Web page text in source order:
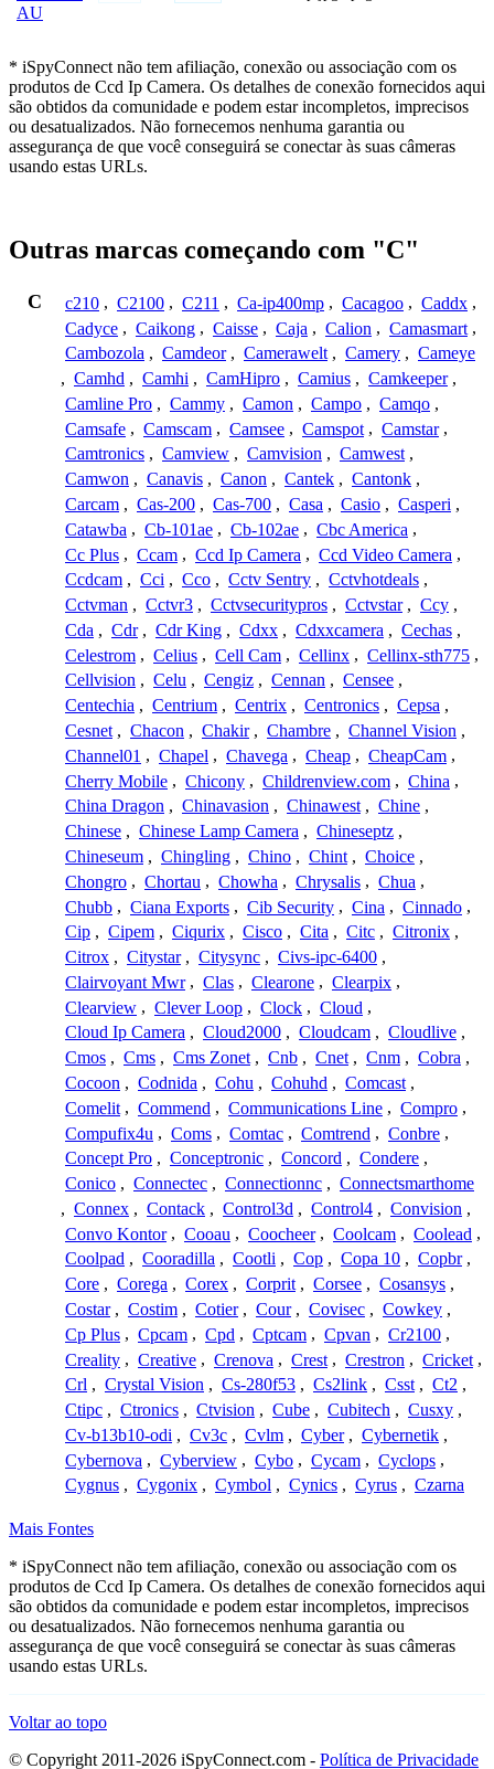
AU
* iSpyConnect não tem afiliação, conexão ou associação com os
produtos de Ccd Ip Camera. Os detalhes de conexão fornecidos aqui
são obtidos da comunidade e podem estar incompletos, imprecisos
ou desatualizados. Não fornecemos nenhuma garantia ou
assegurança de que você conseguirá se conectar às suas câmeras
usando estas URLs.
Outras marcas começando com "C"
C c210 , C2100 , C211 , Ca-ip400mp , Cacagoo , Caddx ,
Cadyce , Caikong , Caisse , Caja , Calion , Camasmart ,
Cambozola , Camdeor , Camerawelt , Camery , Cameye
, Camhd , Camhi , CamHipro , Camius , Camkeeper ,
Camline Pro , Cammy , Camon , Campo , Camqo ,
Camsafe , Camscam , Camsee , Camspot , Camstar ,
Camtronics , Camview , Camvision , Camwest ,
Camwon , Canavis , Canon , Cantek , Cantonk ,
Carcam , Cas-200 , Cas-700 , Casa , Casio , Casperi ,
Catawba , Cb-101ae , Cb-102ae , Cbc America ,
Cc Plus , Ccam , Ccd Ip Camera , Ccd Video Camera ,
Ccdcam , Cci , Cco , Cctv Sentry , Cctvhotdeals ,
Cctvman , Cctvr3 , Cctvsecuritypros , Cctvstar , Ccy ,
Cda , Cdr , Cdr King , Cdxx , Cdxxcamera , Cechas ,
Celestrom , Celius , Cell Cam , Cellinx , Cellinx-sth775 ,
Cellvision , Celu , Cengiz , Cennan , Censee ,
Centechia , Centrium , Centrix , Centronics , Cepsa ,
Cesnet , Chacon , Chakir , Chambre , Channel Vision ,
Channel01 , Chapel , Chavega , Cheap , CheapCam ,
Cherry Mobile , Chicony , Childrenview.com , China ,
China Dragon , Chinavasion , Chinawest , Chine ,
Chinese , Chinese Lamp Camera , Chineseptz ,
Chineseum , Chingling , Chino , Chint , Choice ,
Chongro , Chortau , Chowha , Chrysalis , Chua ,
Chubb , Ciana Exports , Cib Security , Cina , Cinnado ,
Cip , Cipem , Ciqurix , Cisco , Cita , Citc , Citronix ,
Citrox , Citystar , Citysync , Civs-ipc-6400 ,
Clairvoyant Mwr , Clas , Clearone , Clearpix ,
Clearview , Clever Loop , Clock , Cloud ,
Cloud Ip Camera , Cloud2000 , Cloudcam , Cloudlive ,
Cmos , Cms , Cms Zonet , Cnb , Cnet , Cnm , Cobra ,
Cocoon , Codnida , Cohu , Cohuhd , Comcast ,
Comelit , Commend , Communications Line , Compro ,
Compufix4u , Coms , Comtac , Comtrend , Conbre ,
Concept Pro , Conceptronic , Concord , Condere ,
Conico , Connectec , Connectionnc , Connectsmarthome
, Connex , Contack , Control3d , Control4 , Convision ,
Convo Kontor , Cooau , Coocheer , Coolcam , Coolead ,
Coolpad , Cooradilla , Cootli , Cop , Copa 10 , Copbr ,
Core , Corega , Corex , Corprit , Corsee , Cosansys ,
Costar , Costim , Cotier , Cour , Covisec , Cowkey ,
Cp Plus , Cpcam , Cpd , Cptcam , Cpvan , Cr2100 ,
Creality , Creative , Crenova , Crest , Crestron , Cricket ,
Crl , Crystal Vision , Cs-280f53 , Cs2link , Csst , Ct2 ,
Ctipc , Ctronics , Ctvision , Cube , Cubitech , Cusxy ,
Cv-b13b10-odi , Cv3c , Cvlm , Cyber , Cybernetik ,
Cybernova , Cyberview , Cybo , Cycam , Cyclops ,
Cygnus , Cygonix , Cymbol , Cynics , Cyrus , Czarna
Mais Fontes
* iSpyConnect não tem afiliação, conexão ou associação com os
produtos de Ccd Ip Camera. Os detalhes de conexão fornecidos aqui
são obtidos da comunidade e podem estar incompletos, imprecisos
ou desatualizados. Não fornecemos nenhuma garantia ou
assegurança de que você conseguirá se conectar às suas câmeras
usando estas URLs.
Voltar ao topo
© Copyright 2011-2026 iSpyConnect.com - Política de Privacidade